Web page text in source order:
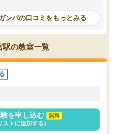
均点以上の
と1年受験ま
使用しな
ます！
問できるのでとても助か
ンバの口コミをもっとみる
駅の教室一覧
を申し込む
無料
ストに追加する）